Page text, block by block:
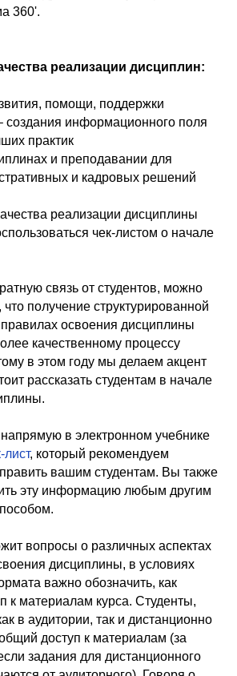
360'.
реализации дисциплин:
помощи, поддержки
создания информационного поля
практик
и преподавании для
и кадровых решений
реализации дисциплины
чек-листом о начале
связь от студентов, можно
получение структурированной
освоения дисциплины
качественному процессу
в этом году мы делаем акцент
рассказать студентам в начале
в электронном учебнике
лист, который рекомендуем
вашим студентам. Вы также
эту информацию любым другим
вопросы о различных аспектах
дисциплины, в условиях
важно обозначить, как
к материалам курса. Студенты,
в аудитории, так и дистанционно
доступ к материалам (за
задания для дистанционного